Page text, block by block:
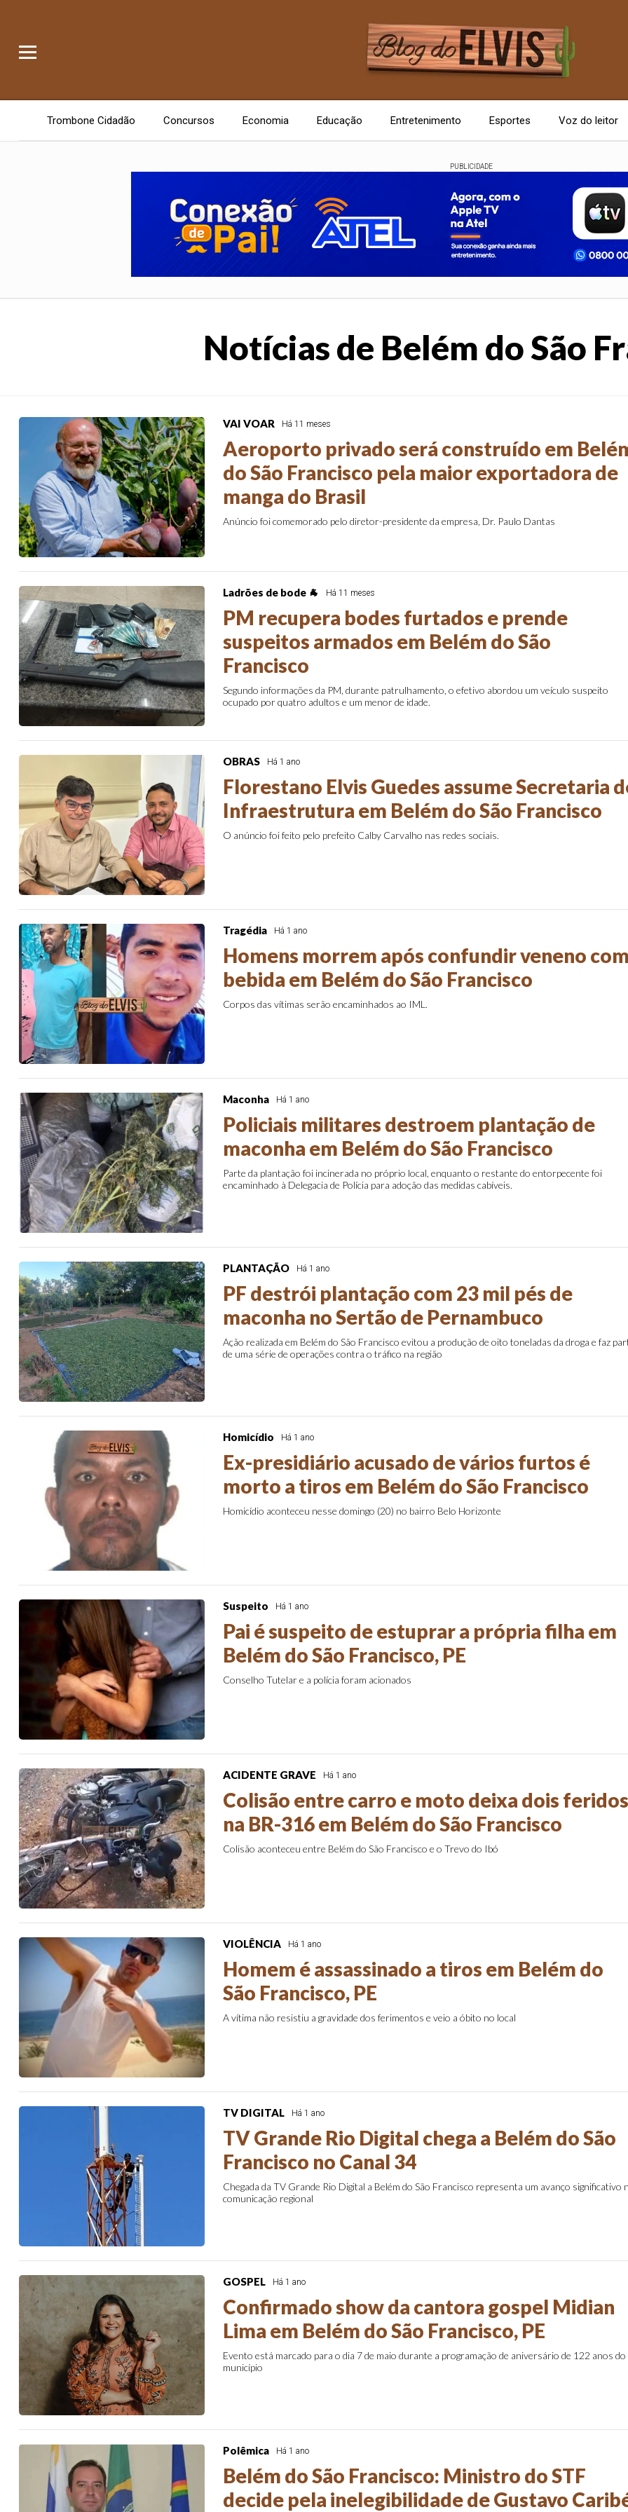
Trombone Cidadão Concursos Economia Educação Entretenimento Esportes Voz do leitor
PUBLICIDADE
Notícias de Belém do São
VAI VOAR Há 11 meses
Aeroporto privado será construído em
do São Francisco pela maior exportadora de
manga do Brasil
Anúncio foi comemorado pelo diretor-presidente da empresa, Dr. Paulo Dantas
Ladrões de bode 🐐 Há 11 meses
PM recupera bodes furtados e prende
suspeitos armados em Belém do São
Francisco
Segundo informações da PM, durante patrulhamento, o efetivo abordou um veículo suspeito
ocupado por quatro adultos e um menor de idade.
OBRAS Há 1 ano
Florestano Elvis Guedes assume Secretaria
Infraestrutura em Belém do São Francisco
O anúncio foi feito pelo prefeito Calby Carvalho nas redes sociais.
Tragédia Há 1 ano
Homens morrem após confundir veneno
bebida em Belém do São Francisco
Corpos das vítimas serão encaminhados ao IML.
Maconha Há 1 ano
Policiais militares destroem plantação de
maconha em Belém do São Francisco
Parte da plantação foi incinerada no próprio local, enquanto o restante do entorpecente foi
encaminhado à Delegacia de Polícia para adoção das medidas cabíveis.
PLANTAÇÃO Há 1 ano
PF destrói plantação com 23 mil pés de
maconha no Sertão de Pernambuco
Ação realizada em Belém do São Francisco evitou a produção de oito toneladas da droga e faz
de uma série de operações contra o tráfico na região
Homicídio Há 1 ano
Ex-presidiário acusado de vários furtos é
morto a tiros em Belém do São Francisco
Homicídio aconteceu nesse domingo (20) no bairro Belo Horizonte
Suspeito Há 1 ano
Pai é suspeito de estuprar a própria filha em
Belém do São Francisco, PE
Conselho Tutelar e a polícia foram acionados
ACIDENTE GRAVE Há 1 ano
Colisão entre carro e moto deixa dois
na BR-316 em Belém do São Francisco
Colisão aconteceu entre Belém do São Francisco e o Trevo do Ibó
VIOLÊNCIA Há 1 ano
Homem é assassinado a tiros em Belém do
São Francisco, PE
A vítima não resistiu a gravidade dos ferimentos e veio a óbito no local
TV DIGITAL Há 1 ano
TV Grande Rio Digital chega a Belém do São
Francisco no Canal 34
Chegada da TV Grande Rio Digital a Belém do São Francisco representa um avanço significativo
comunicação regional
GOSPEL Há 1 ano
Confirmado show da cantora gospel Midian
Lima em Belém do São Francisco, PE
Evento está marcado para o dia 7 de maio durante a programação de aniversário de 122 anos do
município
Polêmica Há 1 ano
Belém do São Francisco: Ministro do STF
decide pela inelegibilidade de Gustavo